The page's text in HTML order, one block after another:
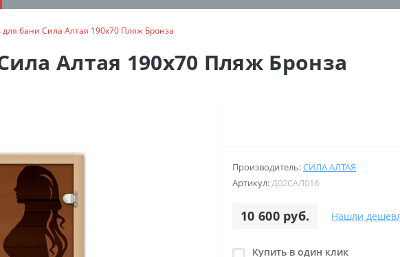
для бани Сила Алтая 190х70 Пляж Бронза
Алтая 190х70 Пляж Бронза
Производитель:СИЛА АЛТАЯ
Артикул:Д02САЛ016
10 600 руб. Нашли
Купить в один клик